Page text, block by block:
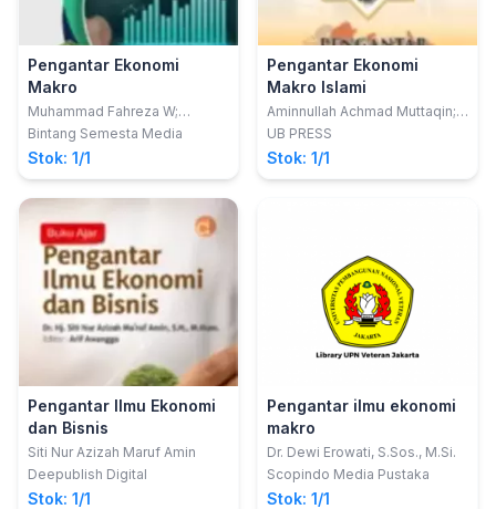
Pengantar Ekonomi
Makro
Muhammad Fahreza W;
Sulfaidah
Bintang Semesta Media
Stok: 1/1
Pengantar Ekonomi
Makro Islami
Aminnullah Achmad Muttaqin;
dkk
UB PRESS
Stok: 1/1
Pengantar Ilmu Ekonomi
dan Bisnis
Siti Nur Azizah Maruf Amin
Deepublish Digital
Stok: 1/1
Pengantar ilmu ekonomi
makro
Dr. Dewi Erowati, S.Sos., M.Si.
Scopindo Media Pustaka
Stok: 1/1